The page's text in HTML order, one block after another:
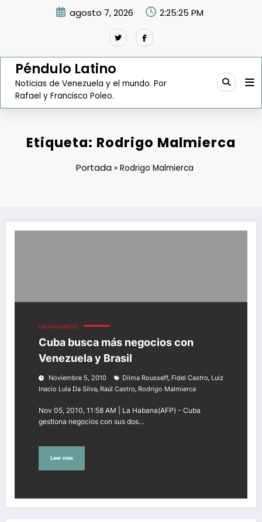
agosto 7, 2026 2:25:26 PM
Péndulo Latino
Noticias de Venezuela y el mundo. Por
Rafael y Francisco Poleo.
Etiqueta: Rodrigo Malmierca
Portada »Rodrigo Malmierca
UNCATEGORIZED
Cuba busca más negocios con
Venezuela y Brasil
Noviembre 5, 2010 Dilma Rousseff, Fidel Castro, Luiz
Inacio Lula Da Silva, Raúl Castro, Rodrigo Malmierca
Nov 05, 2010, 11:58 AM | La Habana(AFP) - Cuba
gestiona negocios con sus dos…
Leer más